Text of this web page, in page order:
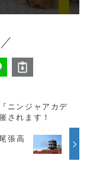
ニンジャアカデ
されます！
張高